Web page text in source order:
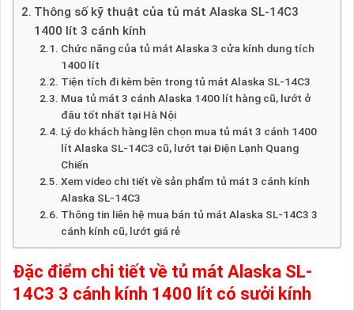
Thông số kỹ thuật của tủ mát Alaska SL-14C3
1400 lít 3 cánh kính
Chức năng của tủ mát Alaska 3 cửa kính dung tích
1400 lít
Tiện tích đi kèm bên trong tủ mát Alaska SL-14C3
Mua tủ mát 3 cánh Alaska 1400 lít hàng cũ, lướt ở
đâu tốt nhất tại Hà Nội
Lý do khách hàng lên chọn mua tủ mát 3 cánh 1400
lít Alaska SL-14C3 cũ, lướt tại Điện Lạnh Quang
Chiến
Xem video chi tiết về sản phẩm tủ mát 3 cánh kính
Alaska SL-14C3
Thông tin liên hệ mua bán tủ mát Alaska SL-14C3 3
cánh kính cũ, lướt giá rẻ
Đặc điểm chi tiết về tủ mát Alaska SL-
14C3 3 cánh kính 1400 lít có sưởi kính